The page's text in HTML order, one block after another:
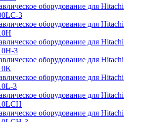
оборудование для Hitachi
3
оборудование для Hitachi
оборудование для Hitachi
3
оборудование для Hitachi
оборудование для Hitachi
3
оборудование для Hitachi
оборудование для Hitachi